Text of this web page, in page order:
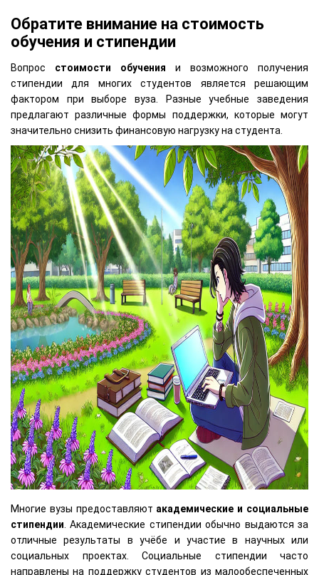
Обратите внимание на стоимость
обучения и стипендии
Вопрос стоимости обучения и возможного получения
стипендии для многих студентов является решающим
фактором при выборе вуза. Разные учебные заведения
предлагают различные формы поддержки, которые могут
значительно снизить финансовую нагрузку на студента.
Многие вузы предоставляют академические и социальные
стипендии. Академические стипендии обычно выдаются за
отличные результаты в учёбе и участие в научных или
социальных проектах. Социальные стипендии часто
направлены на поддержку студентов из малообеспеченных